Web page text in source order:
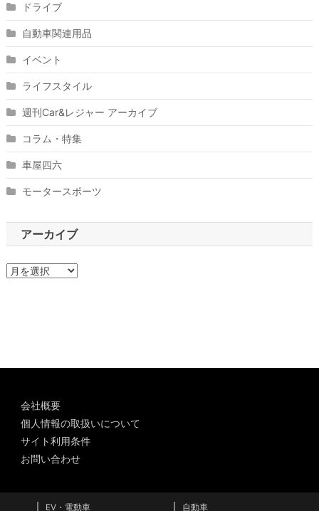
ドライブ
自動車関連用品
イベント
ライフスタイル
週刊Car&レジャー アーカイブ
コラム・特集
車屋四六
モータースポーツ
アーカイブ
ア
会社概要
個人情報の取扱いについて
サイト利用条件
お問い合わせ
EV・電動車 自動車